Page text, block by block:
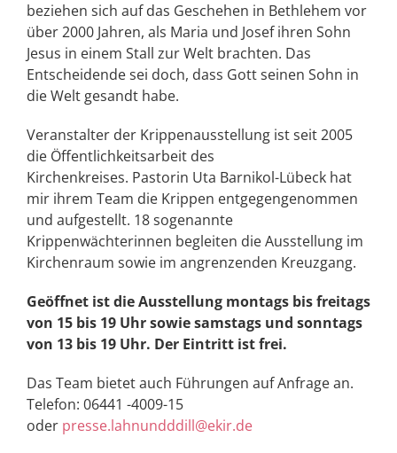
beziehen sich auf das Geschehen in Bethlehem vor
über 2000 Jahren, als Maria und Josef ihren Sohn
Jesus in einem Stall zur Welt brachten. Das
Entscheidende sei doch, dass Gott seinen Sohn in
die Welt gesandt habe.
Veranstalter der Krippenausstellung ist seit 2005
die Öffentlichkeitsarbeit des
Kirchenkreises. Pastorin Uta Barnikol-Lübeck hat
mir ihrem Team die Krippen entgegengenommen
und aufgestellt. 18 sogenannte
Krippenwächterinnen begleiten die Ausstellung im
Kirchenraum sowie im angrenzenden Kreuzgang.
Geöffnet ist die Ausstellung montags bis freitags
von 15 bis 19 Uhr sowie samstags und sonntags
von 13 bis 19 Uhr. Der Eintritt ist frei.
Das Team bietet auch Führungen auf Anfrage an.
Telefon: 06441 -4009-15
oder presse.lahnundddill@ekir.de